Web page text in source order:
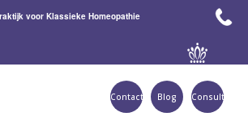
voor Klassieke Homeopathie
Consult
Blog
Contact